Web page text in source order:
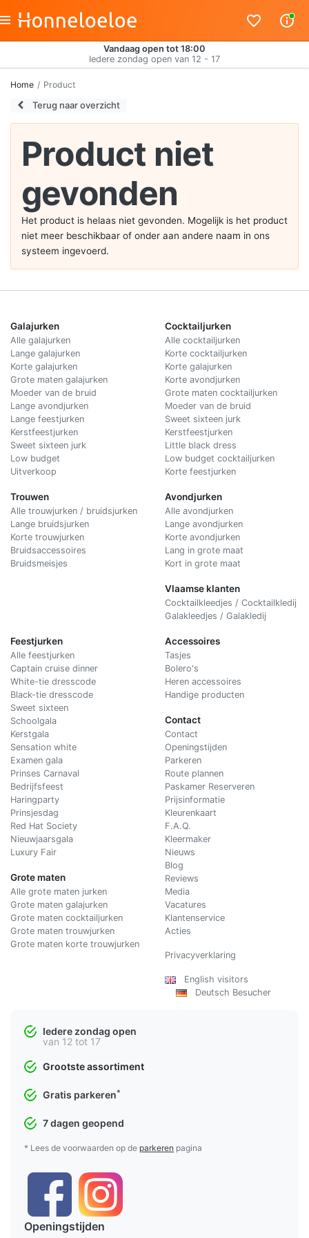
Vandaag open tot 18:00
Iedere zondag open van 12 - 17
Home Product
Terug naar overzicht
Product niet
gevonden
Het product is helaas niet gevonden. Mogelijk is het product
niet meer beschikbaar of onder aan andere naam in ons
systeem ingevoerd.
Galajurken
Alle galajurken
Lange galajurken
Korte galajurken
Grote maten galajurken
Moeder van de bruid
Lange avondjurken
Lange feestjurken
Kerstfeestjurken
Sweet sixteen jurk
Low budget
Uitverkoop
Trouwen
Alle trouwjurken / bruidsjurken
Lange bruidsjurken
Korte trouwjurken
Bruidsaccessoires
Bruidsmeisjes
Cocktailjurken
Alle cocktailjurken
Korte cocktailjurken
Korte galajurken
Korte avondjurken
Grote maten cocktailjurken
Moeder van de bruid
Sweet sixteen jurk
Kerstfeestjurken
Little black dress
Low budget cocktailjurken
Korte feestjurken
Avondjurken
Alle avondjurken
Lange avondjurken
Korte avondjurken
Lang in grote maat
Kort in grote maat
Vlaamse klanten
Cocktailkleedjes / Cocktailkledij
Galakleedjes / Galakledij
Feestjurken
Alle feestjurken
Captain cruise dinner
White-tie dresscode
Black-tie dresscode
Sweet sixteen
Schoolgala
Kerstgala
Sensation white
Examen gala
Prinses Carnaval
Bedrijfsfeest
Haringparty
Prinsjesdag
Red Hat Society
Nieuwjaarsgala
Luxury Fair
Grote maten
Alle grote maten jurken
Grote maten galajurken
Grote maten cocktailjurken
Grote maten trouwjurken
Grote maten korte trouwjurken
Accessoires
Tasjes
Bolero's
Heren accessoires
Handige producten
Contact
Contact
Openingstijden
Parkeren
Route plannen
Paskamer Reserveren
Prijsinformatie
Kleurenkaart
F.A.Q.
Kleermaker
Nieuws
Blog
Reviews
Media
Vacatures
Klantenservice
Acties
Privacyverklaring
English visitors
Deutsch Besucher
Iedere zondag open
van 12 tot 17
Grootste assortiment
Gratis parkeren*
7 dagen geopend
* Lees de voorwaarden op de parkeren pagina
Openingstijden